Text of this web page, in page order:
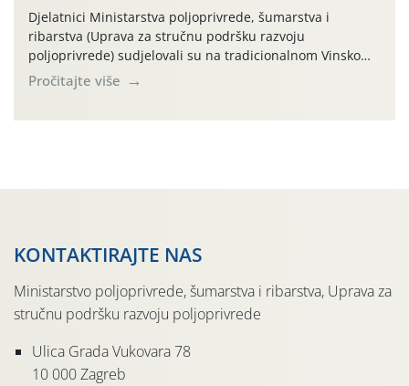
Djelatnici Ministarstva poljoprivrede, šumarstva i
ribarstva (Uprava za stručnu podršku razvoju
poljoprivrede) sudjelovali su na tradicionalnom Vinskom
forumu, održanom 24.07.2026. godine u Domu vinarske
tradicije u Putnikovićima na poluotoku Pelješcu, u
Pročitajte više
KONTAKTIRAJTE NAS
Ministarstvo poljoprivrede, šumarstva i ribarstva, Uprava za
stručnu podršku razvoju poljoprivrede
Ulica Grada Vukovara 78
10 000 Zagreb